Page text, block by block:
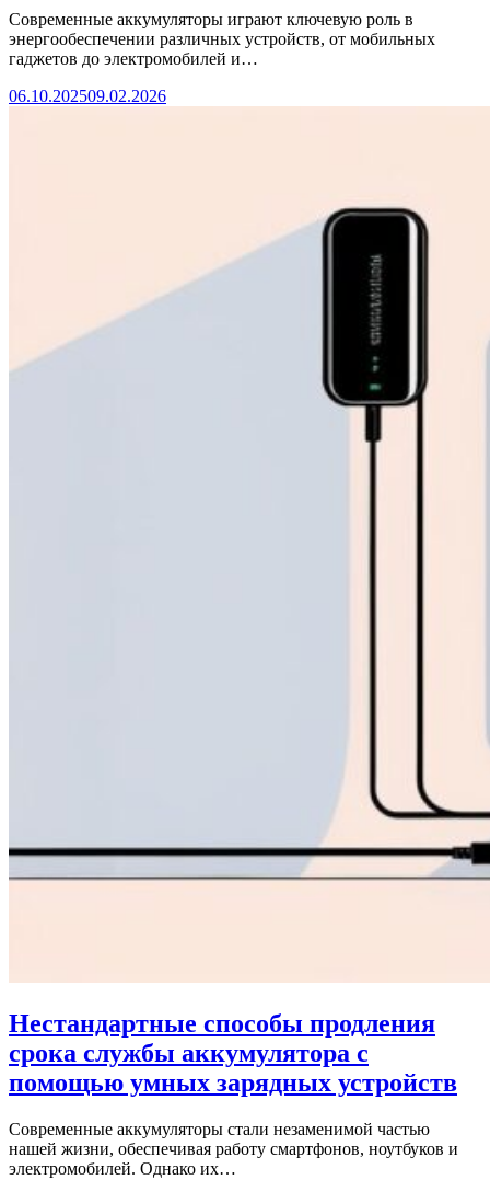
Современные аккумуляторы играют ключевую роль в
энергообеспечении различных устройств, от мобильных
гаджетов до электромобилей и…
06.10.202509.02.2026
Нестандартные способы продления
срока службы аккумулятора с
помощью умных зарядных устройств
Современные аккумуляторы стали незаменимой частью
нашей жизни, обеспечивая работу смартфонов, ноутбуков и
электромобилей. Однако их…